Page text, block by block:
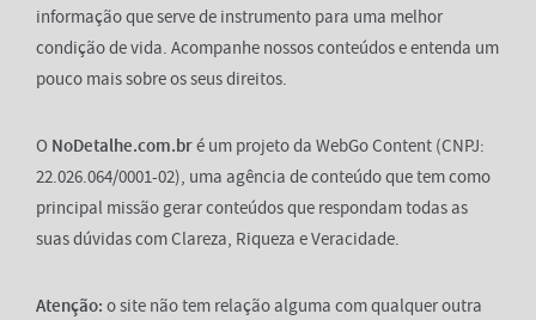
informação que serve de instrumento para uma melhor
condição de vida. Acompanhe nossos conteúdos e entenda um
pouco mais sobre os seus direitos.
O NoDetalhe.com.bré um projeto da WebGo Content (CNPJ:
22.026.064/0001-02), uma agência de conteúdo que tem como
principal missão gerar conteúdos que respondam todas as
suas dúvidas com Clareza, Riqueza e Veracidade.
Atenção: o site não tem relação alguma com qualquer outra